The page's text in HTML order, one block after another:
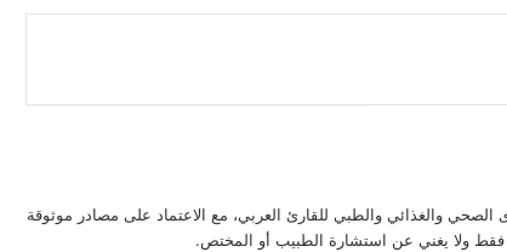
والغذائي والطبي للقارئ العربي، مع الاعتماد على مصادر موثوقة
فقط ولا يغني عن استشارة الطبيب أو المختص.